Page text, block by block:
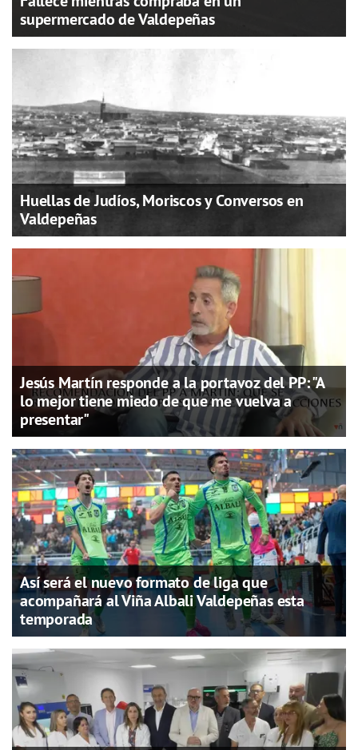
supermercado de Valdepeñas
Huellas de Judíos, Moriscos y Conversos en
Valdepeñas
Jesús Martín responde a la portavoz del PP: "A
lo mejor tiene miedo de que me vuelva a
presentar"
Así será el nuevo formato de liga que
acompañará al Viña Albali Valdepeñas esta
temporada